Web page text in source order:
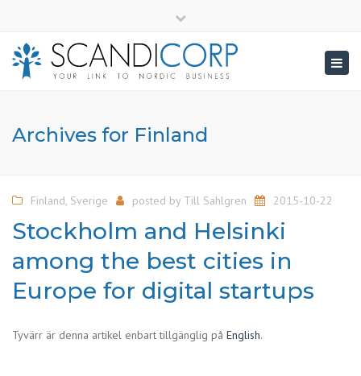
top
bar
Archives for Finland
Finland, Sverige posted by Till Sahlgren 2015-10-22
Stockholm and Helsinki
among the best cities in
Europe for digital startups
Tyvärr är denna artikel enbart tillgänglig på English.